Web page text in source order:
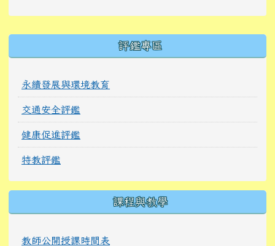
評鑑專區
永續發展與環境教育
交通安全評鑑
健康促進評鑑
特教評鑑
課程與教學
教師公開授課時間表